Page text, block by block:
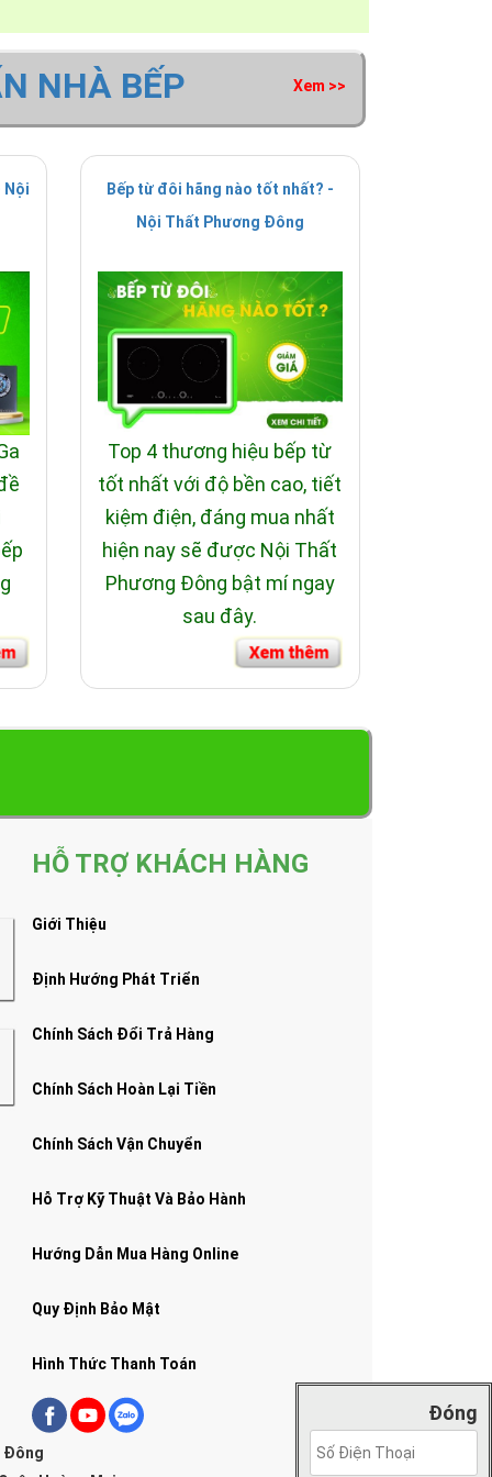
NHÀ BẾP Xem >>
Nội
Bếp từ đôi hãng nào tốt nhất? -
Nội Thất Phương Đông
Top 4 thương hiệu bếp từ
tốt nhất với độ bền cao, tiết
kiệm điện, đáng mua nhất
hiện nay sẽ được Nội Thất
Phương Đông bật mí ngay
sau đây.
HỖ TRỢ KHÁCH HÀNG
Giới Thiệu
Định Hướng Phát Triển
Chính Sách Đổi Trả Hàng
Chính Sách Hoàn Lại Tiền
Chính Sách Vận Chuyển
Hỗ Trợ Kỹ Thuật Và Bảo Hành
Hướng Dẫn Mua Hàng Online
Quy Định Bảo Mật
Hình Thức Thanh Toán
Đông
Đóng